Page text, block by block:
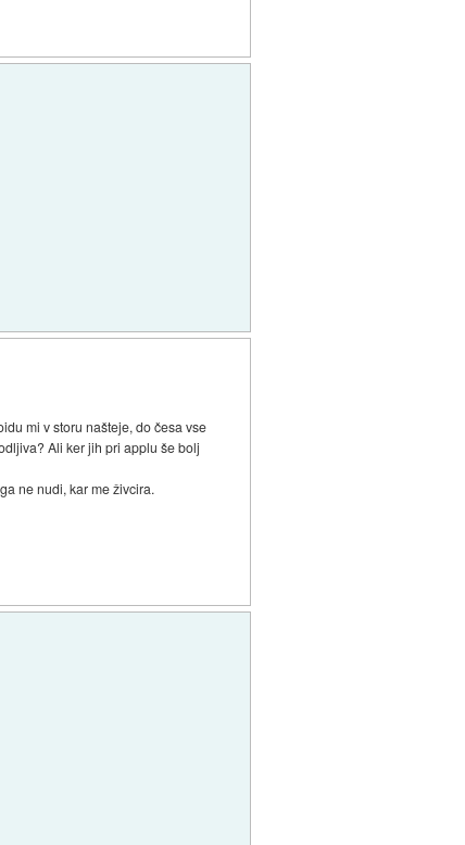
mi v storu našteje, do česa vse
Ali ker jih pri applu še bolj
ne nudi, kar me živcira.